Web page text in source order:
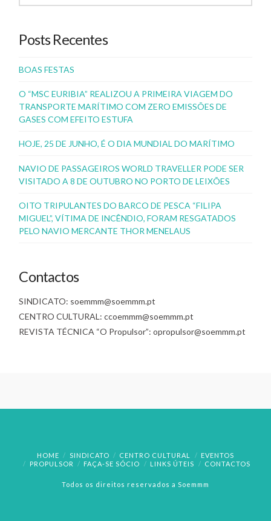
Posts Recentes
BOAS FESTAS
O “MSC EURIBIA” REALIZOU A PRIMEIRA VIAGEM DO
TRANSPORTE MARÍTIMO COM ZERO EMISSÕES DE
GASES COM EFEITO ESTUFA
HOJE, 25 DE JUNHO, É O DIA MUNDIAL DO MARÍTIMO
NAVIO DE PASSAGEIROS WORLD TRAVELLER PODE SER
VISITADO A 8 DE OUTUBRO NO PORTO DE LEIXÕES
OITO TRIPULANTES DO BARCO DE PESCA “FILIPA
MIGUEL”, VÍTIMA DE INCÊNDIO, FORAM RESGATADOS
PELO NAVIO MERCANTE THOR MENELAUS
Contactos
SINDICATO: soemmm@soemmm.pt
CENTRO CULTURAL: ccoemmm@soemmm.pt
REVISTA TÉCNICA “O Propulsor”: opropulsor@soemmm.pt
HOME SINDICATO CENTRO CULTURAL
EVENTOS
PROPULSOR
FAÇA-SE SÓCIO LINKS ÚTEIS CONTACTOS
Todos os direitos reservados a Soemmm